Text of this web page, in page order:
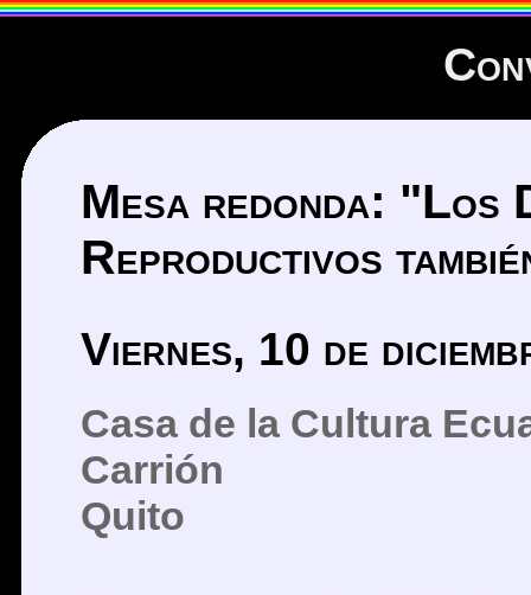
Mesa redonda: "Los
Reproductivos
Viernes, 10 de
Casa de la Cultura
Carrión
Quito